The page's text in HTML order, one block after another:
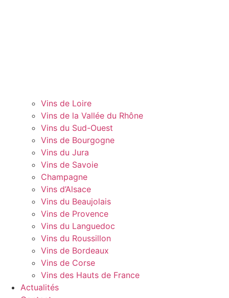
Vins de Loire
Vins de la Vallée du Rhône
Vins du Sud-Ouest
Vins de Bourgogne
Vins du Jura
Vins de Savoie
Champagne
Vins d’Alsace
Vins du Beaujolais
Vins de Provence
Vins du Languedoc
Vins du Roussillon
Vins de Bordeaux
Vins de Corse
Vins des Hauts de France
Actualités